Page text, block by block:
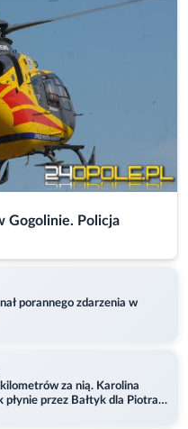
Gogolinie. Policja
porannego zdarzenia w
za nią. Karolina
płynie przez Bałtyk dla Piotra.